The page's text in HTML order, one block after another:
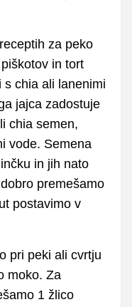
za peko
in tort
s chia ali lanenimi
jajca zadostuje
chia semen,
vode. Semena
in jih nato
premešamo
postavimo v
pri peki ali cvrtju
moko. Za
1 žlico